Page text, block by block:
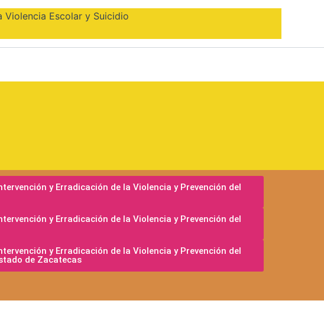
Violencia Escolar y Suicidio
y Erradicación de la Violencia y Prevención del
y Erradicación de la Violencia y Prevención del
y Erradicación de la Violencia y Prevención del
de Zacatecas